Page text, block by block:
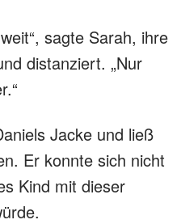
sagte Sarah, ihre
distanziert. „Nur
Jacke und ließ
Er konnte sich nicht
Kind mit dieser